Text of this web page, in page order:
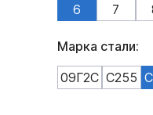
6
7
Марка стали:
09Г2С С255